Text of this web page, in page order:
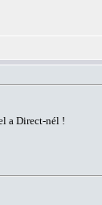
a Direct-nél !